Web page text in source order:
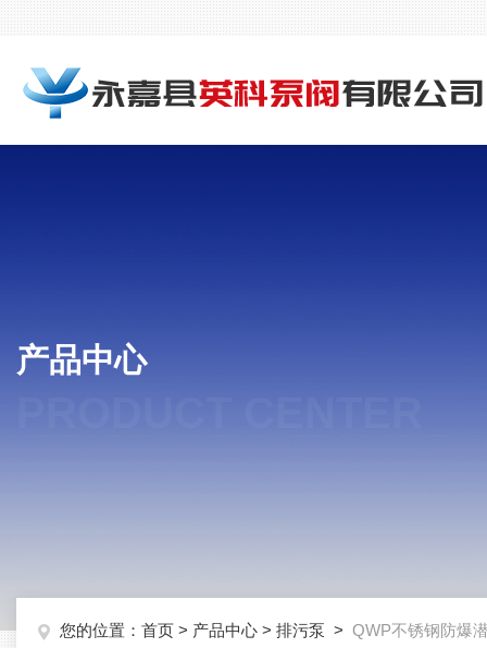
产品中心
您的位置： 首页 > 产品中心 > 排污泵 > QWP不锈钢防爆